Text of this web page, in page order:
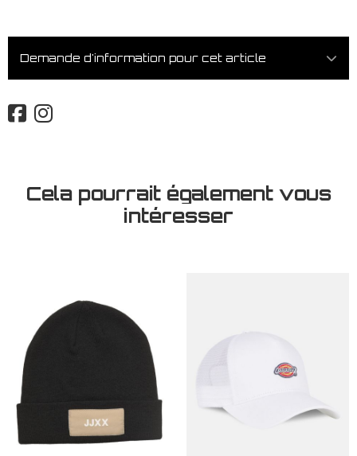
Demande d'information pour cet article
Cela pourrait également vous
intéresser